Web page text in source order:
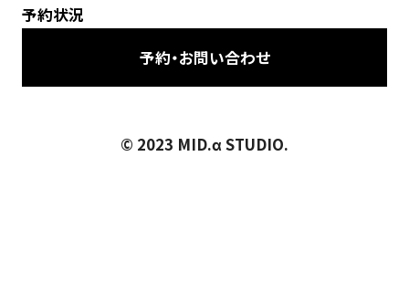
予約状況
予約・お問い合わせ
© 2023 MID.α STUDIO.